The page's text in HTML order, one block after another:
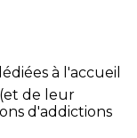
à l'accueil
de leur
d'addictions